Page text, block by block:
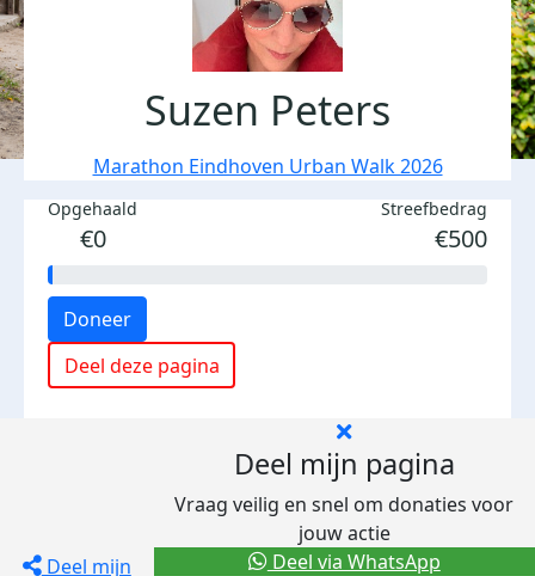
Suzen Peters
Marathon Eindhoven Urban Walk 2026
Opgehaald
€0
Streefbedrag
€500
Doneer
Deel deze pagina
Deel mijn
Deel mijn pagina
Vraag veilig en snel om donaties voor
jouw actie
Deel via WhatsApp